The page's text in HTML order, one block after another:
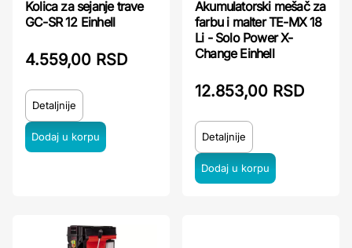
Kolica za sejanje trave
GC-SR 12 Einhell
4.559,00 RSD
Detaljnije
Akumulatorski mešač za
farbu i malter TE-MX 18
Li - Solo Power X-
Change Einhell
12.853,00 RSD
Detaljnije